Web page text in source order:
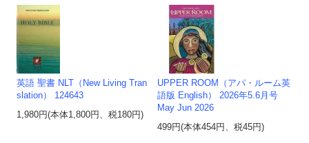
英語 聖書 NLT（New Living Tran
slation） 124643
1,980円(本体1,800円、税180円)
UPPER ROOM（アパ・ルーム英
語版 English） 2026年5.6月号
May Jun 2026
499円(本体454円、税45円)